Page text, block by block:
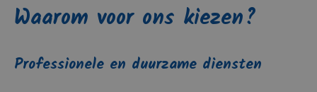
Waarom voor ons kiezen?
Professionele en duurzame diensten